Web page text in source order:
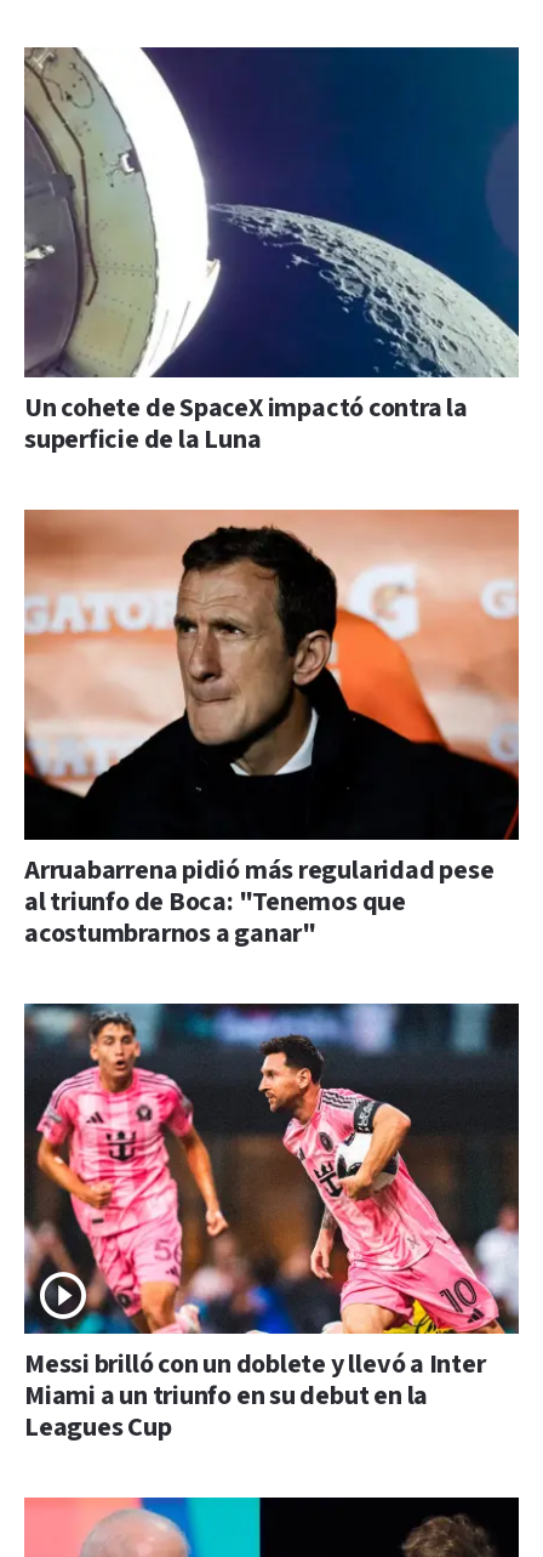
Un cohete de SpaceX impactó contra la
superficie de la Luna
Arruabarrena pidió más regularidad pese
al triunfo de Boca: "Tenemos que
acostumbrarnos a ganar"
Messi brilló con un doblete y llevó a Inter
Miami a un triunfo en su debut en la
Leagues Cup